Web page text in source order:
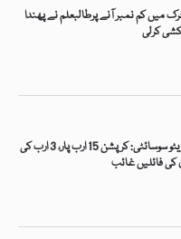
میں کم نمبر آنے پرطالبعلم نے پھندا
کرلی
لاہور کو آپریٹو سوسائٹی: کرپشن 15 ارب پار، 3 ارب کی